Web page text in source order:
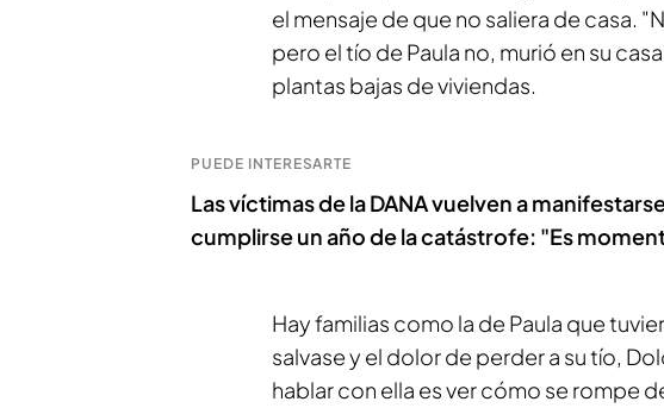
el mensaje de que no saliera de casa.
pero el tío de Paula no, murió en su
plantas bajas de viviendas.
PUEDE INTERESARTE
Las víctimas de la DANA vuelven a
cumplirse un año de la catástrofe: "Es
Hay familias como la de Paula que
salvase y el dolor de perder a su tío,
hablar con ella es ver cómo se rompe